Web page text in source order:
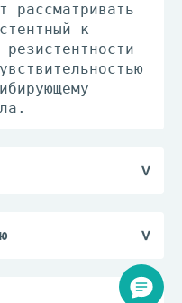
рассматривать
к
Однако
станут
легких,